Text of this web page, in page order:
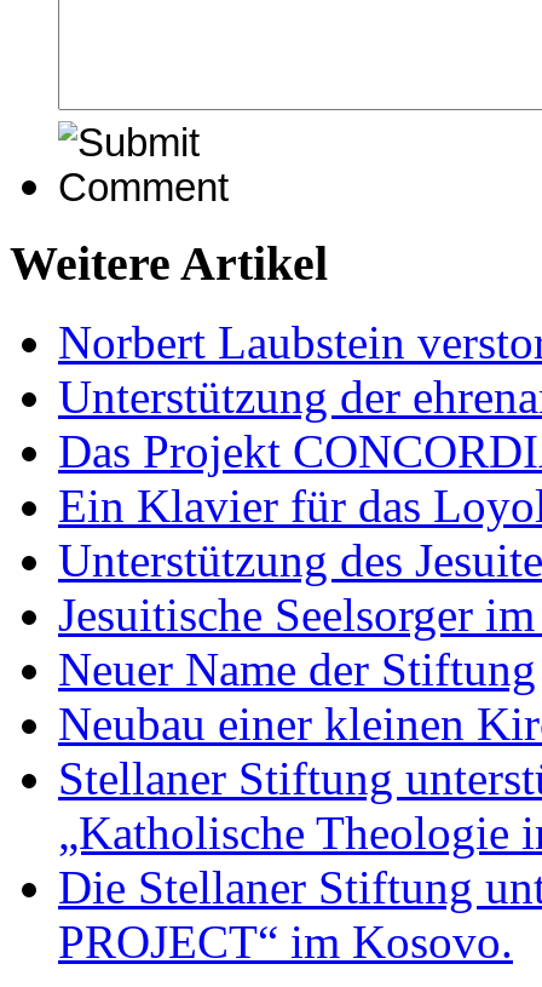
Weitere Artikel
Norbert Laubstein
Unterstützung der
Das Projekt
Ein Klavier für das
Unterstützung des
Jesuitische Seelsorger
Neuer Name der Stiftung
Neubau einer kleinen
Stellaner Stiftung
„Katholische Theologie
Die Stellaner Stiftung
PROJECT“ im Kosovo.